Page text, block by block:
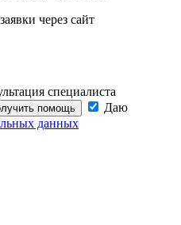
через сайт
специалиста
помощь
Даю
данных